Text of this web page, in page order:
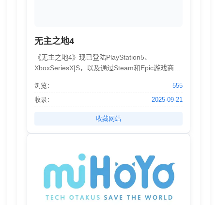
无主之地4
《无主之地4》现已登陆PlayStation5、
XboxSeriesX|S，以及通过Steam和Epic游戏商城
浏览：
555
收录：
2025-09-21
收藏网站